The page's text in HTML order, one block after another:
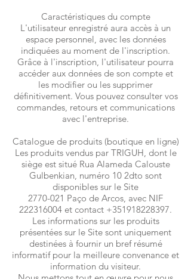
Caractéristiques du compte
L'utilisateur enregistré aura accès à un
espace personnel, avec les données
indiquées au moment de l'inscription.
Grâce à l'inscription, l'utilisateur pourra
accéder aux données de son compte et
les modifier ou les supprimer
définitivement. Vous pouvez consulter vos
commandes, retours et communications
avec l'entreprise.
Catalogue de produits (boutique en ligne)
Les produits vendus par TRIGUH, dont le
siège est situé Rua Alameda Calouste
Gulbenkian, numéro 10 2dto sont
disponibles sur le Site
2770-021 Paço de Arcos, avec NIF
222316004 et contact +351918228397.
Les informations sur les produits
présentées sur le Site sont uniquement
destinées à fournir un bref résumé
informatif pour la meilleure convenance et
information du visiteur.